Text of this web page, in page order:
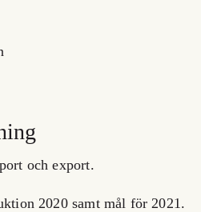
och export.
2020 samt mål för 2021.